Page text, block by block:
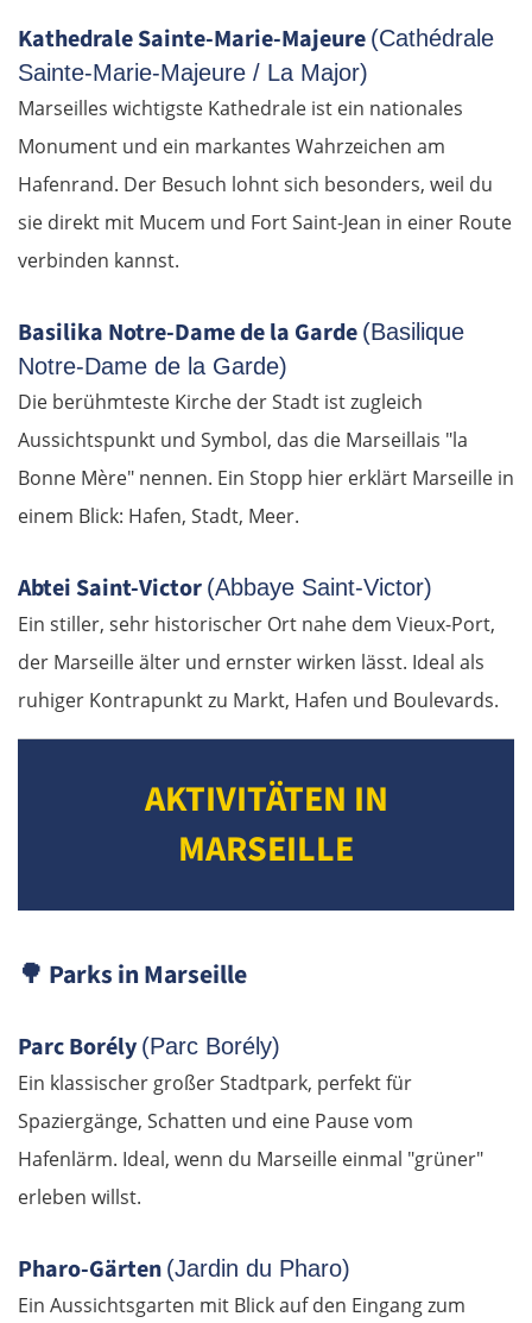
Kathedrale Sainte-Marie-Majeure (Cathédrale
Sainte-Marie-Majeure / La Major)
Marseilles wichtigste Kathedrale ist ein nationales
Monument und ein markantes Wahrzeichen am
Hafenrand. Der Besuch lohnt sich besonders, weil du
sie direkt mit Mucem und Fort Saint-Jean in einer Route
verbinden kannst.
Basilika Notre-Dame de la Garde (Basilique
Notre-Dame de la Garde)
Die berühmteste Kirche der Stadt ist zugleich
Aussichtspunkt und Symbol, das die Marseillais "la
Bonne Mère" nennen. Ein Stopp hier erklärt Marseille in
einem Blick: Hafen, Stadt, Meer.
Abtei Saint-Victor (Abbaye Saint-Victor)
Ein stiller, sehr historischer Ort nahe dem Vieux-Port,
der Marseille älter und ernster wirken lässt. Ideal als
ruhiger Kontrapunkt zu Markt, Hafen und Boulevards.
AKTIVITÄTEN IN
MARSEILLE
🌳 Parks in Marseille
Parc Borély (Parc Borély)
Ein klassischer großer Stadtpark, perfekt für
Spaziergänge, Schatten und eine Pause vom
Hafenlärm. Ideal, wenn du Marseille einmal "grüner"
erleben willst.
Pharo-Gärten (Jardin du Pharo)
Ein Aussichtsgarten mit Blick auf den Eingang zum